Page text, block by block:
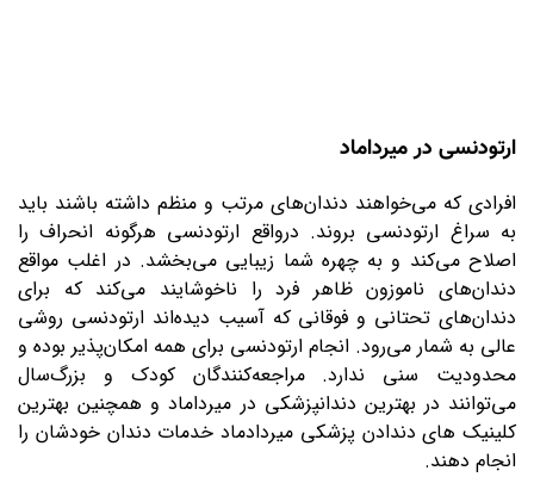
ارتودنسی در میرداماد
افرادی که می‌خواهند دندان‌های مرتب و منظم داشته باشند باید
به سراغ ارتودنسی بروند. درواقع ارتودنسی هرگونه انحراف را
اصلاح می‌کند و به چهره شما زیبایی می‌بخشد. در اغلب مواقع
دندان‌های ناموزون ظاهر فرد را ناخوشایند می‌کند که برای
دندان‌های تحتانی و فوقانی که آسیب‌ دیده‌اند ارتودنسی روشی
عالی به شمار می‌رود. انجام ارتودنسی برای همه امکان‌پذیر بوده و
محدودیت سنی ندارد. مراجعه‌کنندگان کودک و بزرگ‌سال
می‌توانند در بهترین دندانپزشکی در میرداماد و همچنین بهترین
کلینیک های دندادن پزشکی میردادماد خدمات دندان خودشان را
انجام دهند.